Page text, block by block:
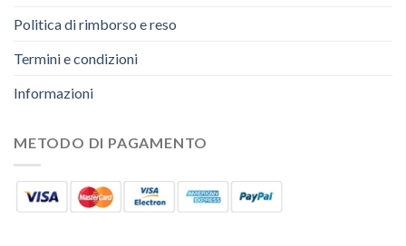
Politica di rimborso e reso
Termini e condizioni
Informazioni
METODO DI PAGAMENTO